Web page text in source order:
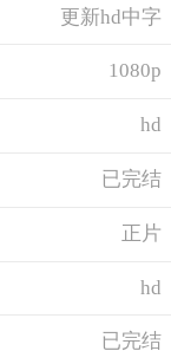
更新hd中字
1080p
hd
已完结
正片
hd
已完结